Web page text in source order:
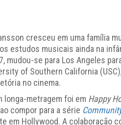
cresceu em uma família
estudos musicais ainda na
mudou-se para Los Angeles
of Southern California
no cinema.
longa-metragem foi em Happy
compor para a série
em Hollywood. A colaboração